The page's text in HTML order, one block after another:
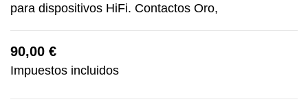
para dispositivos HiFi. Contactos Oro,
90,00 €
Impuestos incluidos